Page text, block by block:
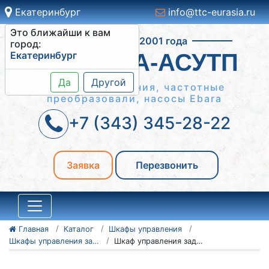
Екатеринбург
Это ближайши к вам
город:
Екатеринбург
Да Другой
info@ttc-eurasia.ru
Работаем с 2001 года
СИСТЕМА-АСУТП
Шкафы управления, частотные
преобразовали, насосы Ebara
+7 (343) 345-28-22
Заявка Перезвонить
Главная Каталог
Шкафы управления
Шкафы управления задвижками ШУЗ
Шкаф управления задвижкой ШУЗ 1-2.2